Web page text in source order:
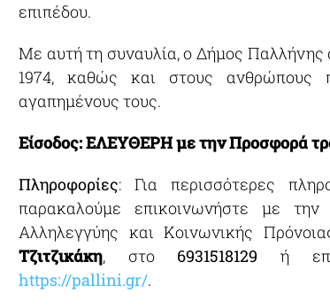
επιπέδου.
Με αυτή τη συναυλία, ο Δήμος Παλλήνης
1974, καθώς και στους ανθρώπους
αγαπημένους τους.
Είσοδος: ΕΛΕΥΘΕΡΗ με την Προσφορά
Πληροφορίες: Για περισσότερες
παρακαλούμε επικοινωνήστε με
Αλληλεγγύης και Κοινωνικής
Τζιτζικάκη, στο 6931518129 ή
https://pallini.gr/.